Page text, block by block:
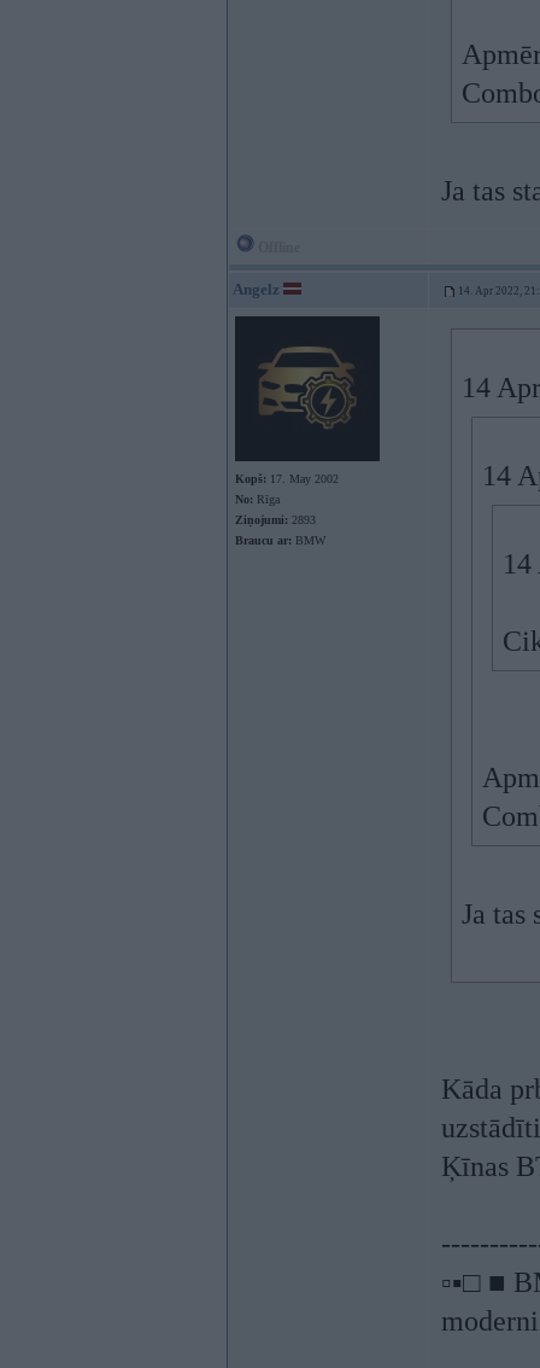
Ja tas
Angelz 14. Apr 2022,
Kopš: 17. May 2002
No: Rīga
Ziņojumi: 2893
Braucu ar: BMW
14
14
Ja tas
Kāda
Ķīnas
▫▪□ ■